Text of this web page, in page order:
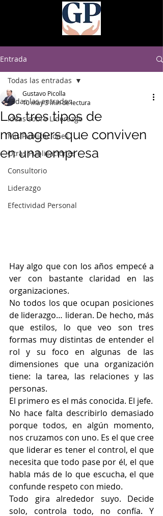
Entrada
Todas las entradas
Ideas sobre Liderazgo
Mis Publicaciones
Otras Publicaciones
Consultorio
Liderazgo
Efectividad Personal
Todas las entradas
Los tres tipos de
managers que conviven
en una empresa
Gustavo Picolla
10 may3 min de lectura
Hay algo que con los años empecé a
ver con bastante claridad en las
organizaciones.
No todos los que ocupan posiciones
de liderazgo… lideran. De hecho, más
que estilos, lo que veo son tres
formas muy distintas de entender el
rol y su foco en algunas de las
dimensiones que una organización
tiene: la tarea, las relaciones y las
personas.
El primero es el más conocida. El jefe.
No hace falta describirlo demasiado
porque todos, en algún momento,
nos cruzamos con uno. Es el que cree
que liderar es tener el control, el que
necesita que todo pase por él, el que
habla más de lo que escucha, el que
confunde respeto con miedo.
Todo gira alrededor suyo. Decide
solo, controla todo, no confía. Y